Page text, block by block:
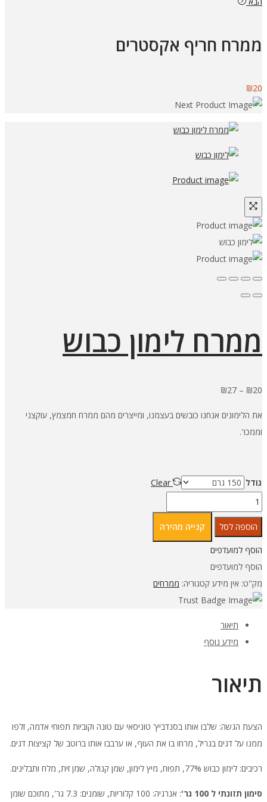
ממרח חריף אקסטרים
₪20
ממרח לימון כבוש
₪20
–
₪27
את הלימונים אנחנו כובשים בעצמנו, ומייצרים מהם ממרח חמצמץ, עוקצני
וממכר.
גודל
Clear
כמות
של
ממרח
לימון
כבוש
הוספה לסל קנייה מהירה
הוסף למועדפים
הוסף למועדפים
מק"ט: אין מידע קטגוריה: ממרחים
תיאור
מידע נוסף
תיאור
הצעת הגשה: שלבו אותו בסנדביץ' טוניסאי עם טונה וקוביות תפוחי אדמה, זלפו
ממנו על דגים בגריל, מרחו בו את העוף, או ערבבו אותו ברוטב של קציצות דגים.
רכיבים: לימון כבוש 77%, תפוח, מיץ לימון, שמן קנולה, שמן זית, מלח ותבלינים.
סימון תזונתי ל 100 גר' : אנרגיה: 100 קלוריות, שומנים: 7.3 גר', מתוכם שומן